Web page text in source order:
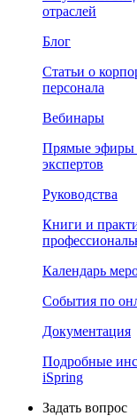
отраслей
Блог
Статьи о
персонала
Вебинары
Прямые эфиры
экспертов
Руководства
Книги и
Календарь
События по
Документация
Подробные
iSpring
Задать вопрос